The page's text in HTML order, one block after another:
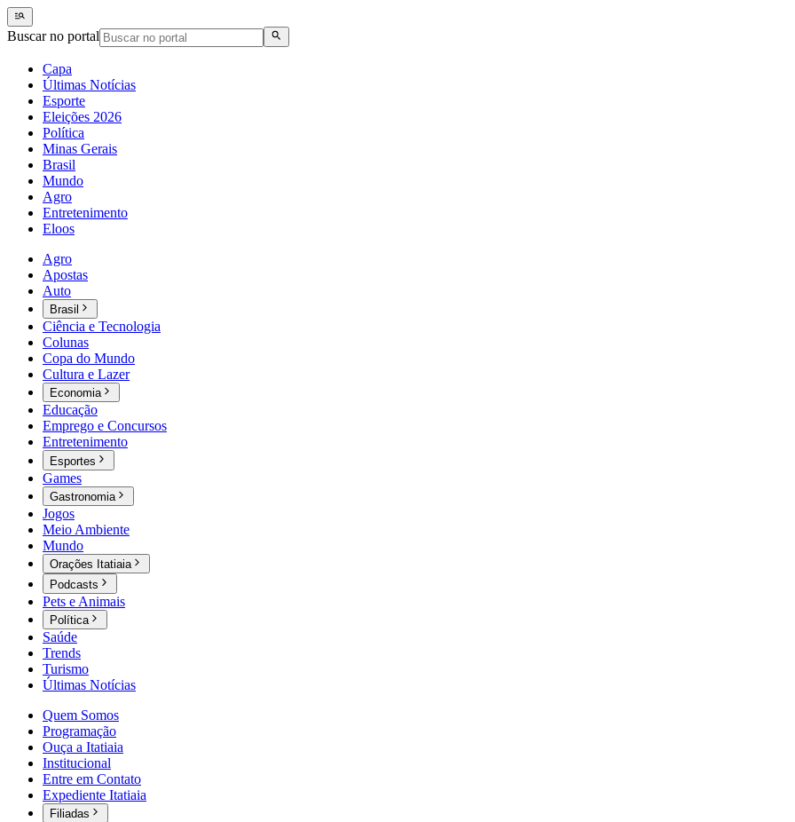
Buscar no portal
Capa
Últimas Notícias
Esporte
Eleições 2026
Política
Minas Gerais
Brasil
Mundo
Agro
Entretenimento
Eloos
Agro
Apostas
Auto
Brasil
Ciência e Tecnologia
Colunas
Copa do Mundo
Cultura e Lazer
Economia
Educação
Emprego e Concursos
Entretenimento
Esportes
Games
Gastronomia
Jogos
Meio Ambiente
Mundo
Orações Itatiaia
Podcasts
Pets e Animais
Política
Saúde
Trends
Turismo
Últimas Notícias
Quem Somos
Programação
Ouça a Itatiaia
Institucional
Entre em Contato
Expediente Itatiaia
Filiadas